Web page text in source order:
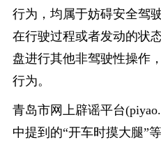
行为，均属于妨碍安全驾
在行驶过程或者发动的状
盘进行其他非驾驶性操作
行为。
青岛市网上辟谣平台(
中提到的“开车时摸大腿”